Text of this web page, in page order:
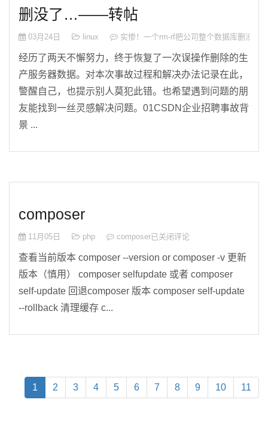
删没了…——转帖
03月24日 linux 实惨！一个rm-rf把公司整个数据库删没
经历了两天不懈努力，终于恢复了一次误操作删除的生
产服务器数据。对本次事故过程和解决办法记录在此，
警醒自己，也提示别人莫犯此错。也希望遇到问题的朋
友能找到一丝灵感解决问题。01CSDN企业招聘事故背
景 ...
composer
11月05日 php composer已关闭评论
查看当前版本 composer --version or composer -v 更新
版本（慎用） composer selfupdate 或者 composer
self-update 回退composer 版本 composer self-update
--rollback 清理缓存 c...
1 (current)
2 3 4 5 6 7 8 9 10 11